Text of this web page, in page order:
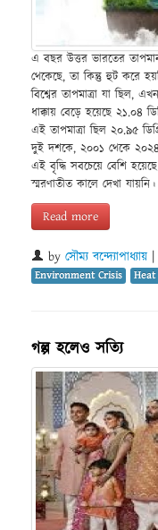
এ বছর উত্তর ভারতের
থেকেছে, তা কিন্তু হুট করে
বিশ্বের তাপমাত্রা যা ছিল,
ধাক্কায় বেড়ে হয়েছে ২১.০৪
এই তাপমাত্রা ছিল ২০.৯৫
দুই দশকে, ২০০১ থেকে ২০২৪
এই বৃদ্ধি সবচেয়ে বেশি
স্মরণাতীত কালে দেখা যায়নি।
Read more
by সৌম্য বন্দ্যোপাধ্যায়
Environment Crisis Heat
গল্প হলেও সত্যি